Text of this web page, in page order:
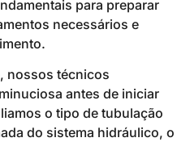
para preparar
necessários e
nossos técnicos
antes de iniciar
o tipo de tubulação
do sistema hidráulico, o